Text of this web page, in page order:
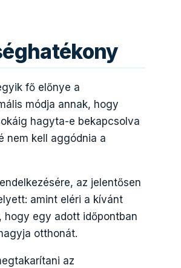
fő előnye a
módja annak, hogy
hagyta-e bekapcsolva
nem kell aggódnia a
az jelentősen
amint eléri a kívánt
hogy egy adott időpontban
otthonát.
az